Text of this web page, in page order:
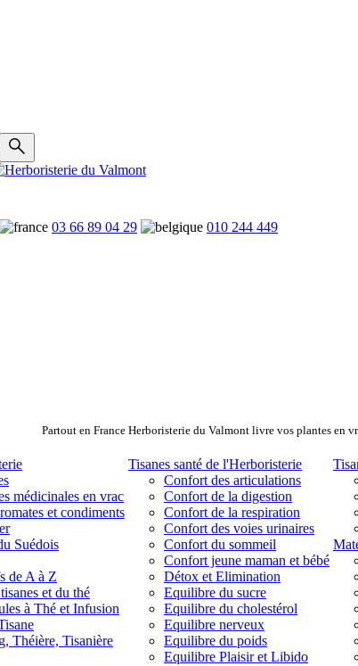
03 66 89 04 29
010 244 449
Partout en France Herboristerie du Valmont livre vos plantes en
médicinales en vrac
et condiments
Suédois
de A à Z
et du thé
à Thé et Infusion
Théière, Tisanière
Tisanes santé de l'Herboristerie
Confort des articulations
Confort de la digestion
Confort de la respiration
Confort des voies urinaires
Confort du sommeil
Confort jeune maman et bébé
Détox et Elimination
Equilibre du sucre
Equilibre du cholestérol
Equilibre nerveux
Equilibre du poids
Equilibre Plaisir et Libido